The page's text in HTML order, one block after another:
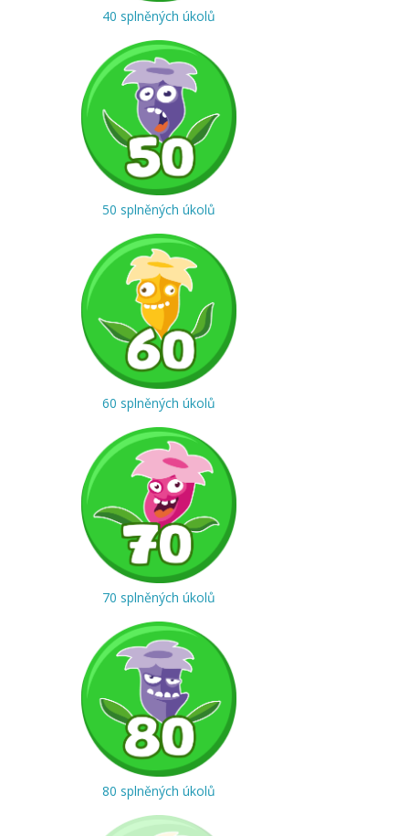
40 splněných úkolů
50 splněných úkolů
60 splněných úkolů
70 splněných úkolů
80 splněných úkolů